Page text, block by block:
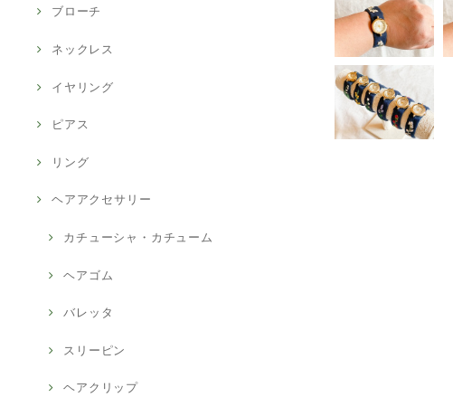
ブローチ
ネックレス
イヤリング
ピアス
リング
ヘアアクセサリー
カチューシャ・カチューム
ヘアゴム
バレッタ
スリーピン
ヘアクリップ